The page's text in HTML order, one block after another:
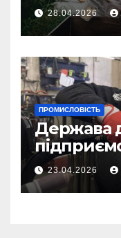
28.04.2026
ПРОМИСЛОВІСТЬ
Держава
23.04.2026